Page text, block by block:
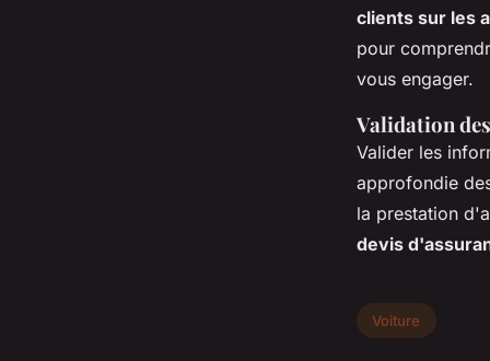
clients sur les
pour
vous engager.
Validation
Valider les
approfondie
la prestation
devis
Voiture